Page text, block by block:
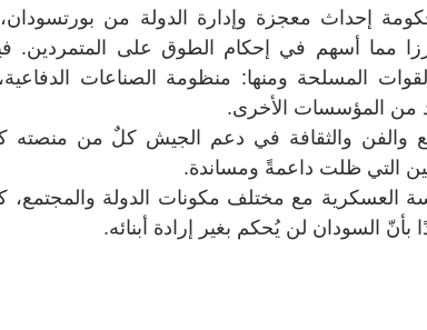
إحداث معجزة وإدارة الدولة من
مما أسهم في إحكام الطوق على المتمردين.
المسلحة ومنها: منظومة الصناعات
من المؤسسات الأخرى.
والفن والثقافة في دعم الجيش كلٌ من منصته
التي ظلت داعمةً ومساندة.
العسكرية مع مختلف مكونات الدولة والمجتمع،
السودان لن يُحكم بغير إرادة أبنائه.